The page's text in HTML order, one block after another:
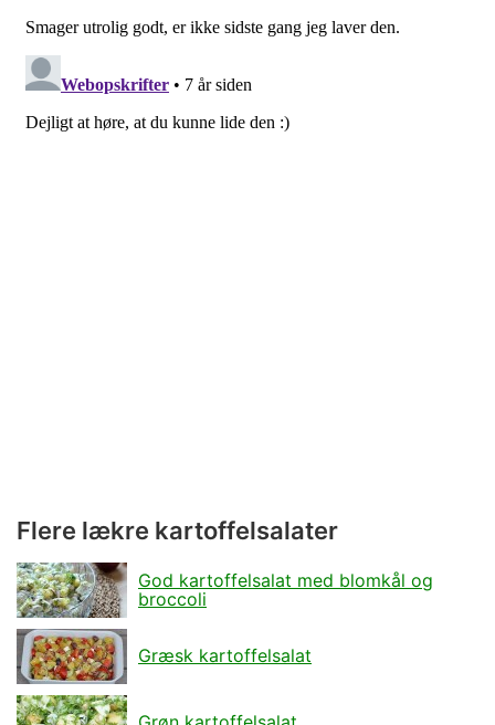
Flere lækre kartoffelsalater
God kartoffelsalat med blomkål og
broccoli
Græsk kartoffelsalat